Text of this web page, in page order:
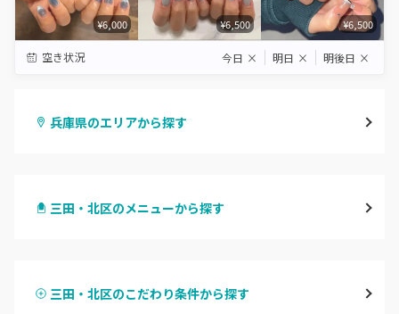
¥6,000 ¥6,500 ¥6,500
空き状況 今日 × 明日 × 明後日 ×
兵庫県のエリアから探す
尼崎・塚口・武庫之荘
三田・北区のメニューから探す
ハンドスカルプ
三田・北区のこだわり条件から探す